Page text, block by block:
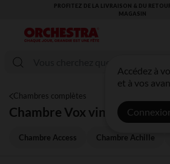
VOUS ALLEZ
Accédez à
et à vos
Chambres complètes
Chambre Vox vintage
Chambre Access Chambre Achille